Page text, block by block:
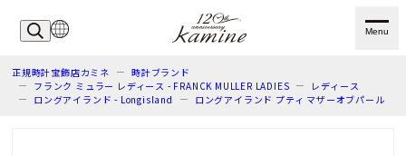
Menu
正規時計宝飾店カミネ
時計ブランド
フランク ミュラー レディース - FRANCK MULLER LADIES
レディース
ロングアイランド - Longisland
ロングアイランド プティ マザーオブパール